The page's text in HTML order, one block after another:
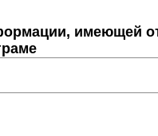
имеющей